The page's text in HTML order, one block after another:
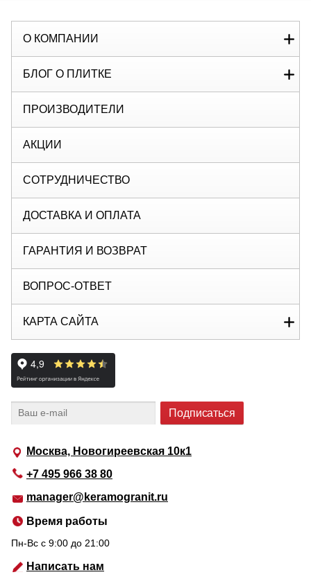
Москва, Новогиреевская 10к1
+7 495 966 38 80
manager@keramogranit.ru
Время работы
Пн-Вс c 9:00 до 21:00
Написать нам
О КОМПАНИИ
БЛОГ О ПЛИТКЕ
ПРОИЗВОДИТЕЛИ
АКЦИИ
СОТРУДНИЧЕСТВО
ДОСТАВКА И ОПЛАТА
ГАРАНТИЯ И ВОЗВРАТ
ВОПРОС-ОТВЕТ
КАРТА САЙТА